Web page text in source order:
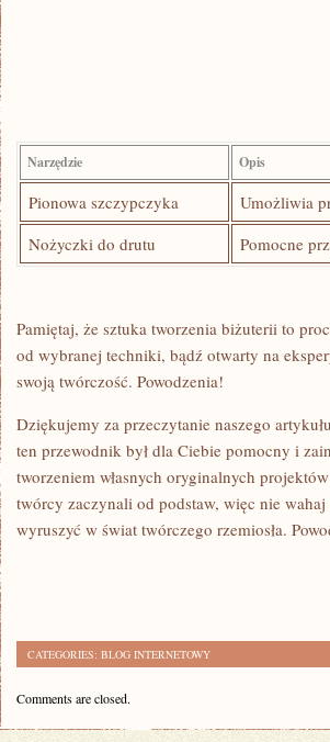
Narzędzie Opis
Pionowa szczypczyka
Umożliwia
Nożyczki do drutu
Pomocne‌
Pamiętaj, że sztuka tworzenia biżuterii to
od wybranej ⁢techniki, bądź otwarty na⁣
swoją twórczość.⁣ Powodzenia!
Dziękujemy za przeczytanie naszego
ten przewodnik​ był dla Ciebie pomocny ​i
tworzeniem własnych oryginalnych
twórcy zaczynali od podstaw, ⁢więc nie⁤
wyruszyć w świat twórczego rzemiosła.
CATEGORIES: BLOG INTERNETOWY
Comments are closed.